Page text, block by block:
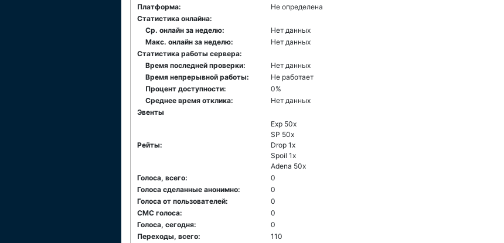
Платформа:
Не определена
Статистика онлайна:
Ср. онлайн за неделю:
Нет данных
Макс. онлайн за неделю:
Нет данных
Статистика работы сервера:
Время последней проверки:
Нет данных
Время непрерывной работы:
Не работает
Процент доступности:
0%
Среднее время отклика:
Нет данных
Эвенты
Рейты:
Exp 50x
SP 50x
Drop 1x
Spoil 1x
Adena 50x
Голоса, всего:
0
Голоса сделанные анонимно:
0
Голоса от пользователей:
0
СМС голоса:
0
Голоса, сегодня:
0
Переходы, всего:
110